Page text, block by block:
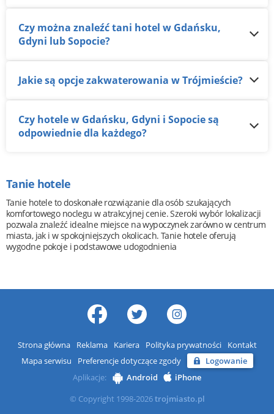
Czy można znaleźć tani hotel w Gdańsku,
Gdyni lub Sopocie?
Jakie są opcje zakwaterowania w Trójmieście?
Czy hotele w Gdańsku, Gdyni i Sopocie są
odpowiednie dla każdego?
Tanie hotele
Tanie hotele to doskonałe rozwiązanie dla osób szukających
komfortowego noclegu w atrakcyjnej cenie. Szeroki wybór lokalizacji
pozwala znaleźć idealne miejsce na wypoczynek zarówno w centrum
miasta, jak i w spokojniejszych okolicach. Tanie hotele oferują
wygodne pokoje i podstawowe udogodnienia
Strona główna Reklama Kariera Polityka prywatności
Kontakt
Mapa serwisu
Preferencje dotyczące zgody
Logowanie
Aplikacje:
Android
iPhone
© Copyright 1998-2026trojmiasto.pl